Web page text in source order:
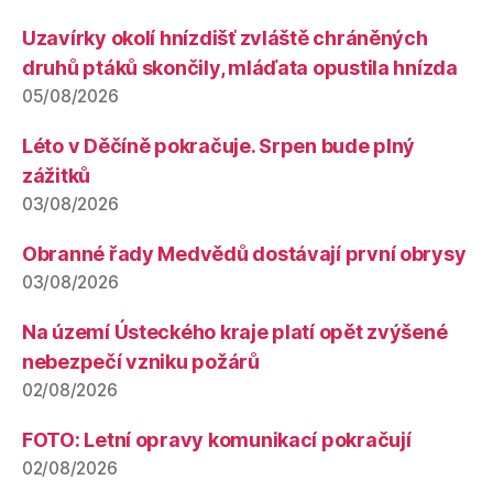
Uzavírky okolí hnízdišť zvláště chráněných
druhů ptáků skončily, mláďata opustila hnízda
05/08/2026
Léto v Děčíně pokračuje. Srpen bude plný
zážitků
03/08/2026
Obranné řady Medvědů dostávají první obrysy
03/08/2026
Na území Ústeckého kraje platí opět zvýšené
nebezpečí vzniku požárů
02/08/2026
FOTO: Letní opravy komunikací pokračují
02/08/2026